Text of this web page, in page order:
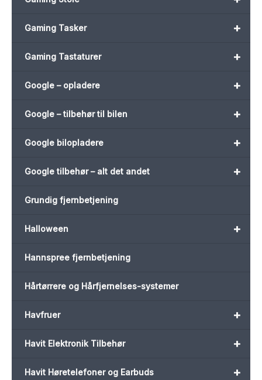
+
Gaming Tasker
+
Gaming Tastaturer
+
Google – opladere
+
Google – tilbehør til bilen
+
Google bilopladere
+
Google tilbehør – alt det andet
Grundig fjernbetjening
+
Halloween
Hannspree fjernbetjening
Hårtørrere og Hårfjernelses-systemer
+
Havfruer
+
Havit Elektronik Tilbehør
+
Havit Høretelefoner og Earbuds